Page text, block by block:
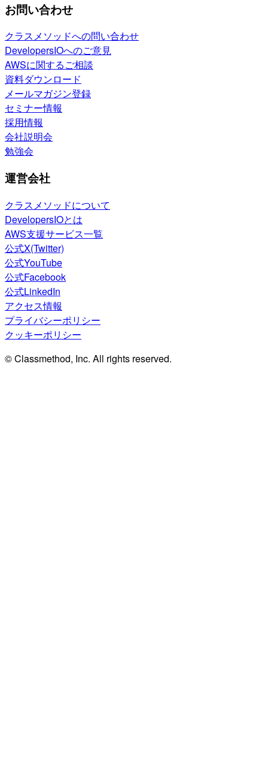
お問い合わせ
クラスメソッドへの問い合わせ
DevelopersIOへのご意見
AWSに関するご相談
資料ダウンロード
メールマガジン登録
セミナー情報
採用情報
会社説明会
勉強会
運営会社
クラスメソッドについて
DevelopersIOとは
AWS支援サービス一覧
公式X(Twitter)
公式YouTube
公式Facebook
公式LinkedIn
アクセス情報
プライバシーポリシー
クッキーポリシー
© Classmethod, Inc. All rights reserved.